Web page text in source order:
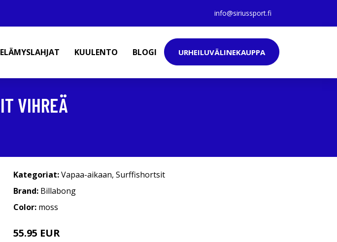
info@siriussport.fi
ELÄMYSLAHJAT KUULENTO BLOGI URHEILUVÄLINEKAUPPA
VIHREÄ
Kategoriat:Vapaa-aikaan, Surffishortsit
Brand: Billabong
Color: moss
55.95 EUR